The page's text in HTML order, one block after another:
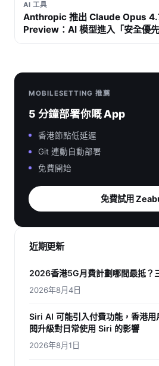
AI 工具
Anthropic 推出 Claude Opus
Preview：AI 模型進入「安全優
MOBILESETTING 推薦
5 分鐘部署你嘅 App
香港節點低延遲
Git 連動自動部署
免費開始
免費試用
近期更新
2026香港5G月費計劃哪間最抵？
2026年8月4日
Siri AI 可能引入付費功能，香港
閱升級對日常使用 Siri 的影響
2026年8月1日